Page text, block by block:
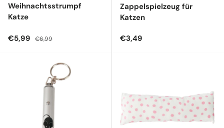
Weihnachtsstrumpf
Katze
Verkaufspreis
€5,99 Normaler Preis
€6,99
Zappelspielzeug für
Katzen
Normaler Preis
€3,49